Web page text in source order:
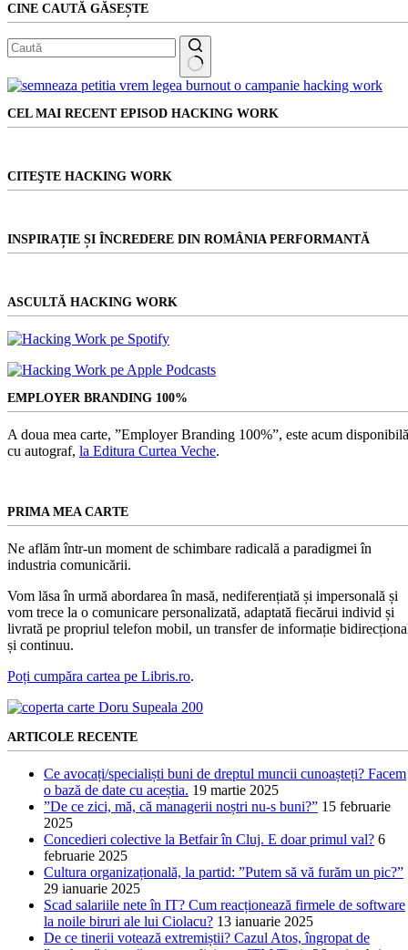
click
și
ești
Manager,
ales
Online
CINE CAUTĂ GĂSEȘTE
Niciun
CEL MAI RECENT EPISOD HACKING WORK
CITEŞTE HACKING WORK
INSPIRAȚIE ȘI ÎNCREDERE DIN ROMÂNIA PERFORMANTĂ
ASCULTĂ HACKING WORK
EMPLOYER BRANDING 100%
A doua mea carte, ”Employer Branding 100%”, este acum
cu autograf, la Editura Curtea Veche.
PRIMA MEA CARTE
Ne aflăm într-un moment de schimbare radicală a paradigmei în
industria comunicării.
Vom lăsa în urmă abordarea în masă, nediferențiată și impersonală și
vom trece la o comunicare personalizată, adaptată fiecărui individ și
livrată pe propriul telefon mobil, un transfer de informație
și continuu.
Poți cumpăra cartea pe Libris.ro.
ARTICOLE RECENTE
Ce avocați/specialiști buni de dreptul muncii cunoașteți? Facem
o bază de date cu aceștia. 19 martie 2025
”De ce zici, mă, că managerii noștri nu-s buni?” 15 februarie
2025
Concedieri colective la Betfair în Cluj. E doar primul val? 6
februarie 2025
Cultura organizațională, la partid: ”Putem să vă furăm un pic?”
29 ianuarie 2025
Scad salariile nete în IT? Cum reacționează firmele de software
la noile biruri ale lui Ciolacu? 13 ianuarie 2025
De ce tinerii votează extremiștii? Cazul Atos, îngropat de